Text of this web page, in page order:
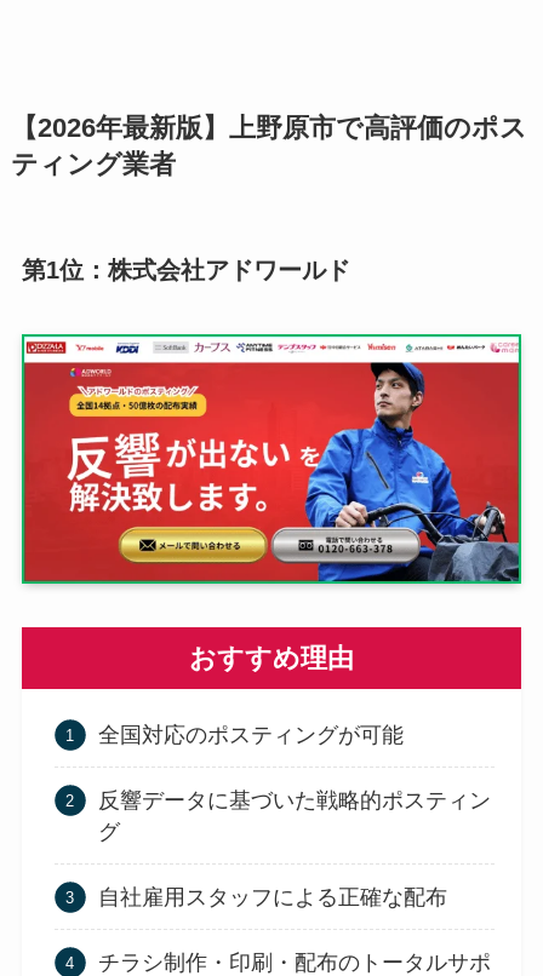
【2026年最新版】上野原市で高評価のポス
ティング業者
第1位：株式会社アドワールド
おすすめ理由
全国対応のポスティングが可能
反響データに基づいた戦略的ポスティン
グ
自社雇用スタッフによる正確な配布
チラシ制作・印刷・配布のトータルサポ